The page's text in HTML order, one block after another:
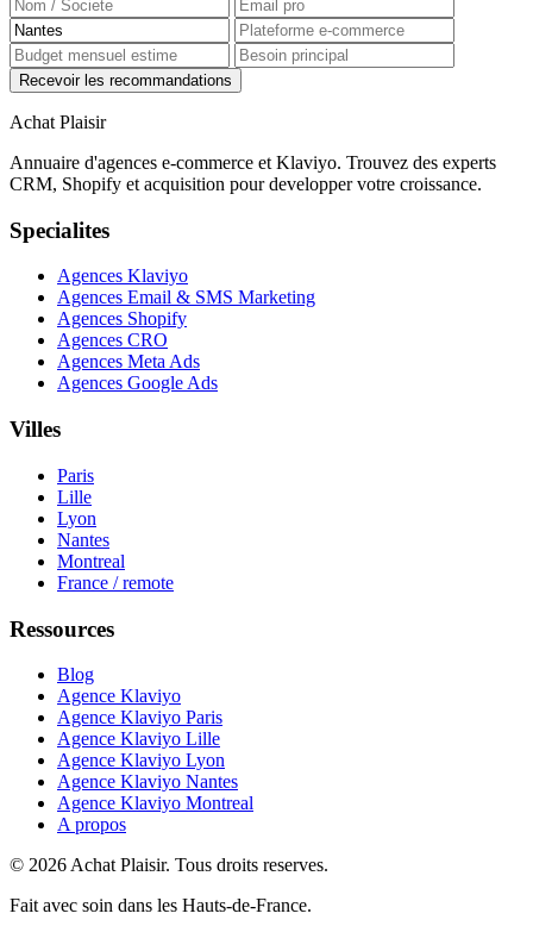
Recevoir les recommandations
Achat Plaisir
Annuaire d'agences e-commerce et Klaviyo. Trouvez des experts
CRM, Shopify et acquisition pour developper votre croissance.
Specialites
Agences Klaviyo
Agences Email & SMS Marketing
Agences Shopify
Agences CRO
Agences Meta Ads
Agences Google Ads
Villes
Paris
Lille
Lyon
Nantes
Montreal
France / remote
Ressources
Blog
Agence Klaviyo
Agence Klaviyo Paris
Agence Klaviyo Lille
Agence Klaviyo Lyon
Agence Klaviyo Nantes
Agence Klaviyo Montreal
A propos
© 2026 Achat Plaisir. Tous droits reserves.
Fait avec soin dans les Hauts-de-France.